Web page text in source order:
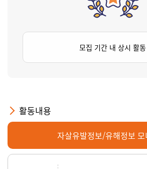
모집 기간 내 상시 활동
활동내용
자살유발정보/유해정보 모